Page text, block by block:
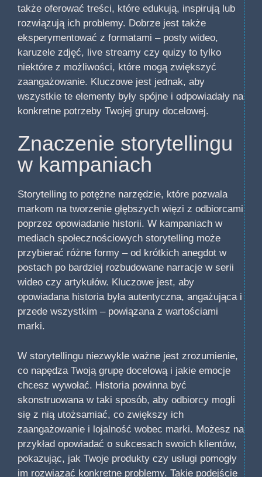
także oferować treści, które edukują, inspirują lub
rozwiązują ich problemy. Dobrze jest także
eksperymentować z formatami – posty wideo,
karuzele zdjęć, live streamy czy quizy to tylko
niektóre z możliwości, które mogą zwiększyć
zaangażowanie. Kluczowe jest jednak, aby
wszystkie te elementy były spójne i odpowiadały na
konkretne potrzeby Twojej grupy docelowej.
Znaczenie storytellingu
w kampaniach
Storytelling to potężne narzędzie, które pozwala
markom na tworzenie głębszych więzi z odbiorcami
poprzez opowiadanie historii. W kampaniach w
mediach społecznościowych storytelling może
przybierać różne formy – od krótkich anegdot w
postach po bardziej rozbudowane narracje w serii
wideo czy artykułów. Kluczowe jest, aby
opowiadana historia była autentyczna, angażująca i
przede wszystkim – powiązana z wartościami
marki.
W storytellingu niezwykle ważne jest zrozumienie,
co napędza Twoją grupę docelową i jakie emocje
chcesz wywołać. Historia powinna być
skonstruowana w taki sposób, aby odbiorcy mogli
się z nią utożsamiać, co zwiększy ich
zaangażowanie i lojalność wobec marki. Możesz na
przykład opowiadać o sukcesach swoich klientów,
pokazując, jak Twoje produkty czy usługi pomogły
im rozwiązać konkretne problemy. Takie podejście